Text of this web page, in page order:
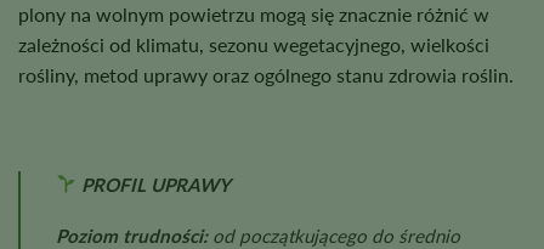
plony na wolnym powietrzu mogą się znacznie różnić w
zależności od klimatu, sezonu wegetacyjnego, wielkości
rośliny, metod uprawy oraz ogólnego stanu zdrowia roślin.
PROFIL UPRAWY
Poziom trudności:od początkującego do średnio